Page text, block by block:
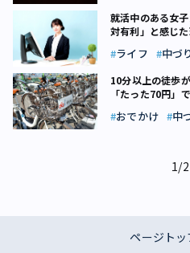
就活中のある女
対有利」と感じ
ライフ 中づ
10分以上の徒歩
「たった70円」
おでかけ 中
1/2
ページトッ